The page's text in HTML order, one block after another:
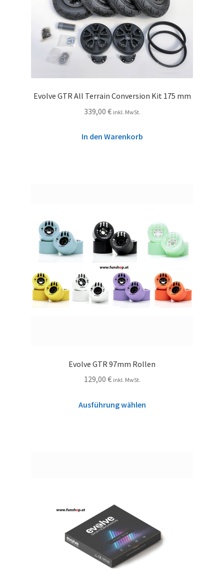
Evolve GTR All Terrain Conversion Kit 175 mm
339,00 € inkl. MwSt.
In den Warenkorb
Evolve GTR 97mm Rollen
129,00 € inkl. MwSt.
Ausführung wählen